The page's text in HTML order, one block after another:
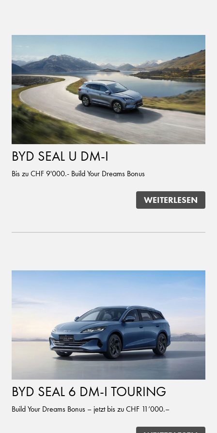
BYD SEAL U DM-I
Bis zu CHF 9'000.- Build Your Dreams Bonus
WEITERLESEN
BYD SEAL 6 DM-I TOURING
Build Your Dreams Bonus – jetzt bis zu CHF 11’000.–